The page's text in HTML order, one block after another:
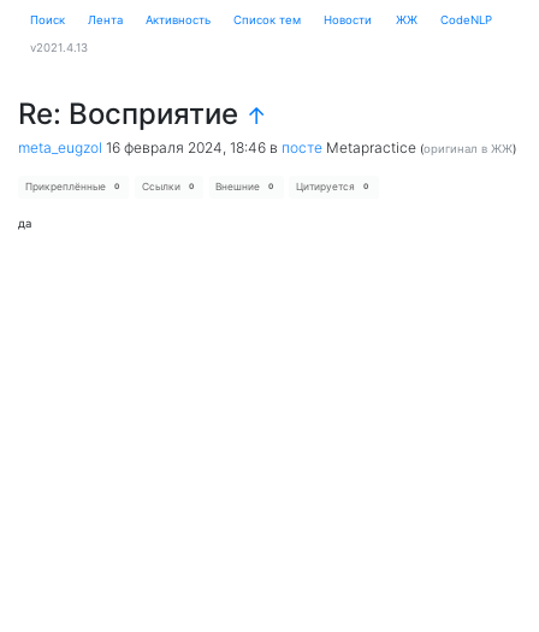
Поиск Лента Активность Cписок тем Новости ЖЖ CodeNLP
v2021.4.13
Re: Восприятие ↑
meta_eugzol 16 февраля 2024, 18:46 в посте Metapractice (оригинал в ЖЖ)
Прикреплённые 0 Ссылки 0 Внешние 0 Цитируется 0
да